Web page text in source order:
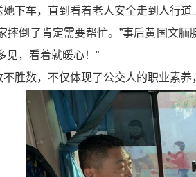
下车，直到看着老人安全走到人行道
摔倒了肯定需要帮忙。”事后黄国文
见，看着就暖心！”​
胜数，不仅体现了公交人的职业素养